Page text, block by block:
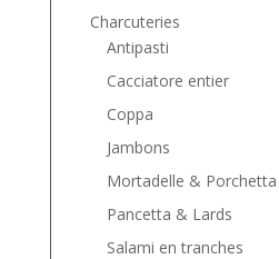
Charcuteries
Antipasti
Cacciatore entier
Coppa
Jambons
Mortadelle & Porchetta
Pancetta & Lards
Salami en tranches